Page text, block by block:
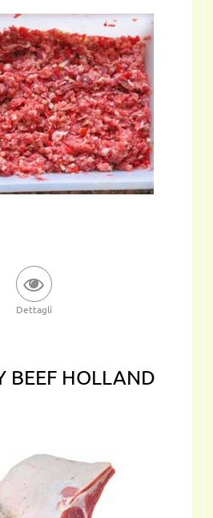
Dettagli
BEEF HOLLAND